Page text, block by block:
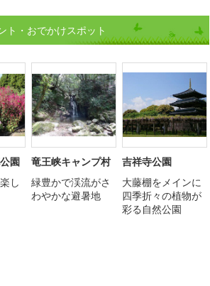
ト・おでかけスポット
園
し
竜王峡キャンプ村
緑豊かで渓流がさ
わやかな避暑地
吉祥寺公園
大藤棚をメインに
四季折々の植物が
彩る自然公園